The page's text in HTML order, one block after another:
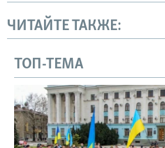
ЧИТАЙТЕ ТАКЖЕ:
ТОП-ТЕМА